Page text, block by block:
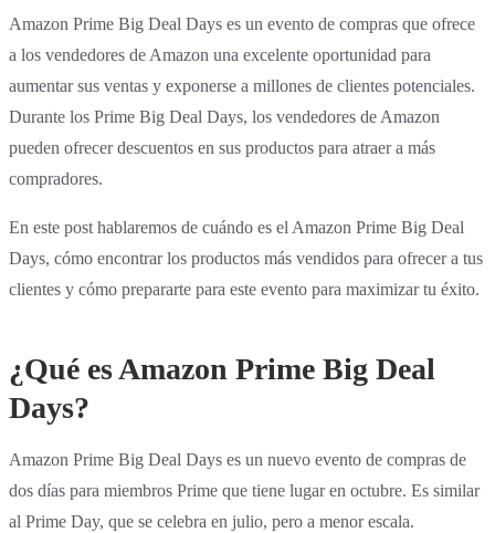
Amazon Prime Big Deal Days es un evento de compras que ofrece
a los vendedores de Amazon una excelente oportunidad para
aumentar sus ventas y exponerse a millones de clientes potenciales.
Durante los Prime Big Deal Days, los vendedores de Amazon
pueden ofrecer descuentos en sus productos para atraer a más
compradores.
En este post hablaremos de cuándo es el Amazon Prime Big Deal
Days, cómo encontrar los productos más vendidos para ofrecer a tus
clientes y cómo prepararte para este evento para maximizar tu éxito.
¿Qué es Amazon Prime Big Deal
Days?
Amazon Prime Big Deal Days es un nuevo evento de compras de
dos días para miembros Prime que tiene lugar en octubre. Es similar
al Prime Day, que se celebra en julio, pero a menor escala.